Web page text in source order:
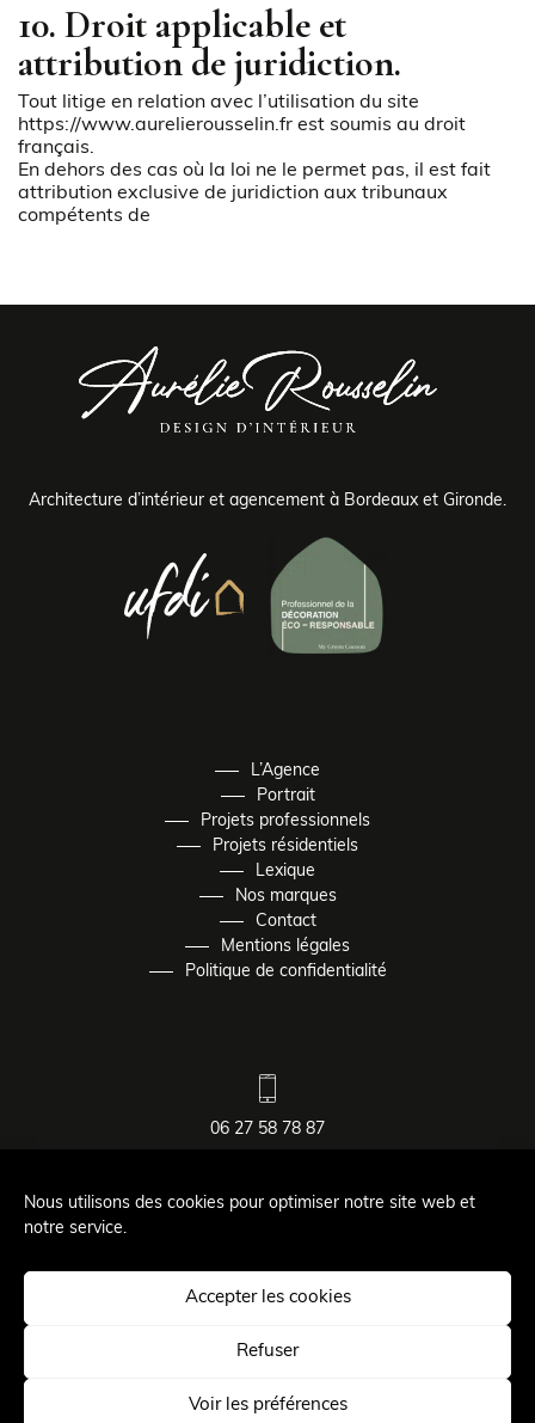
Nous utilisons des cookies pour optimiser notre site web et
notre service.
Accepter les cookies
Refuser
Voir les préférences
10. Droit applicable et
attribution de juridiction.
Tout litige en relation avec l’utilisation du site
https://www.aurelierousselin.fr est soumis au droit
français.
En dehors des cas où la loi ne le permet pas, il est fait
attribution exclusive de juridiction aux tribunaux
compétents de
Architecture d’intérieur et agencement à Bordeaux et Gironde.
L’Agence
Portrait
Projets professionnels
Projets résidentiels
Lexique
Nos marques
Contact
Mentions légales
Politique de confidentialité
06 27 58 78 87
contact@aurelierousselin.fr